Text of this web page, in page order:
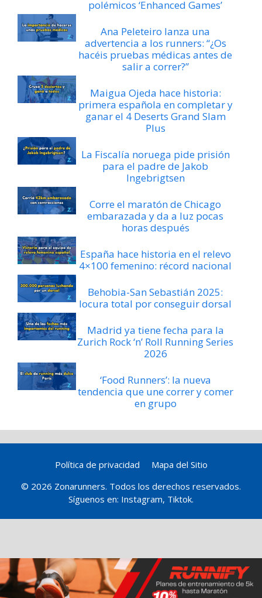
polémicos ‘Enhanced Games’
Ana Peleteiro lanza una
advertencia a los runners: “¿Os
hacéis pruebas médicas antes de
salir a correr?”
Maigua Ojeda hace historia:
primera española en completar y
ganar el 4 Deserts Grand Slam
Plus
La Fiscalía noruega pide prisión
para el padre de Jakob
Ingebrigtsen
Corre el maratón de Chicago
embarazada y da a luz pocas
horas después
España hace historia en el relevo
4×100 femenino: récord nacional
Behobia-San Sebastián 2025:
locura total por conseguir dorsal
Madrid ya tiene fecha para la
Zurich Rock ‘n’ Roll Running Series
2026
‘Food Runners’: la nueva
tendencia que une correr y comer
en grupo
Política de privacidad
Mapa del Sitio
© 2026 Zonarunners. Todos los derechos reservados.
Síguenos en: Instagram, Tiktok.